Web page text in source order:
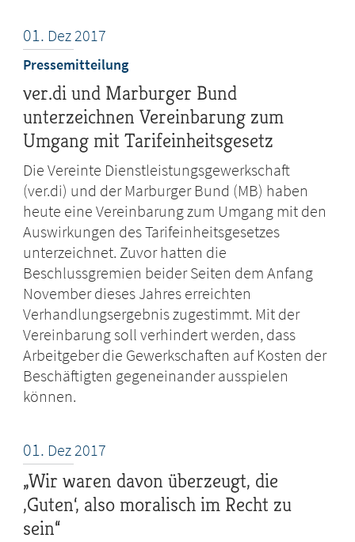
01. Dez2017
Pressemitteilung
ver.di und Marburger Bund
unterzeichnen Vereinbarung zum
Umgang mit Tarifeinheitsgesetz
Die Vereinte Dienstleistungsgewerkschaft
(ver.di) und der Marburger Bund (MB) haben
heute eine Vereinbarung zum Umgang mit den
Auswirkungen des Tarifeinheitsgesetzes
unterzeichnet. Zuvor hatten die
Beschlussgremien beider Seiten dem Anfang
November dieses Jahres erreichten
Verhandlungsergebnis zugestimmt. Mit der
Vereinbarung soll verhindert werden, dass
Arbeitgeber die Gewerkschaften auf Kosten der
Beschäftigten gegeneinander ausspielen
können.
01. Dez2017
„Wir waren davon überzeugt, die
,Guten‘, also moralisch im Recht zu
sein“